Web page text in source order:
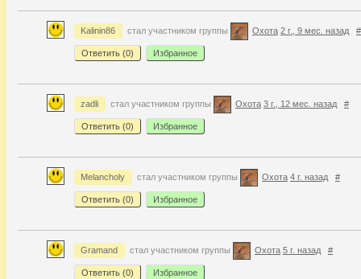
Kalinin86 стал участником группы Охота 2 г., 9 мес. назад #
Ответить (0) Избранное
zadli стал участником группы Охота 3 г., 12 мес. назад #
Ответить (0) Избранное
Melancholy стал участником группы Охота 4 г. назад #
Ответить (0) Избранное
Gramand стал участником группы Охота 5 г. назад #
Ответить (0) Избранное